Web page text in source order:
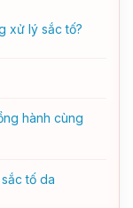
xử lý sắc tố?
hành cùng
tố da